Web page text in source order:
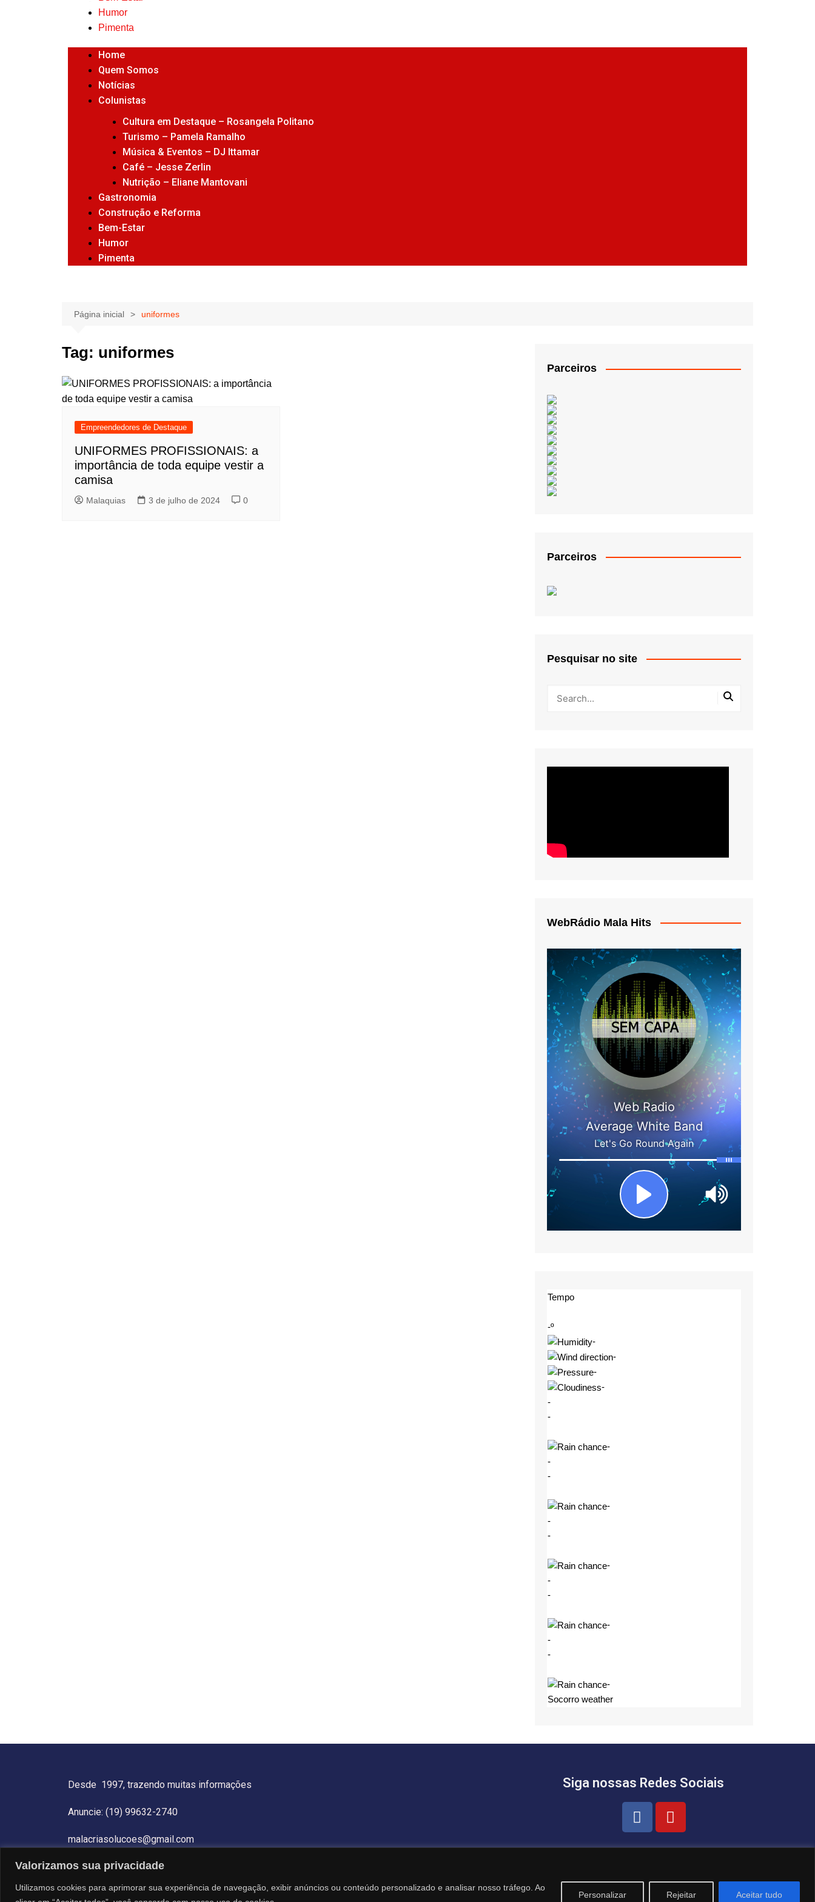
Valorizamos sua privacidade
Utilizamos cookies para aprimorar sua experiência de navegação, exibir anúncios ou conteúdo personalizado e analisar nosso tráfego. Ao
Personalizar Rejeitar Aceitar tudo
Humor
Pimenta
Home
Quem Somos
Notícias
Colunistas
Cultura em Destaque – Rosangela Politano
Turismo – Pamela Ramalho
Música & Eventos – DJ Ittamar
Café – Jesse Zerlin
Nutrição – Eliane Mantovani
Gastronomia
Construção e Reforma
Bem-Estar
Humor
Pimenta
Página inicial uniformes
Tag: uniformes
Empreendedores de Destaque
UNIFORMES PROFISSIONAIS: a
importância de toda equipe vestir a
camisa
Malaquias 3 de julho de 2024 0
Parceiros
Parceiros
Pesquisar no site
WebRádio Mala Hits
Tempo
-º
-
-
-
-
-
-
-
-
-
-
-
-
-
-
-
-
-
-
-
Socorro weather
Desde 1997, trazendo muitas informações
Anuncie: (19) 99632-2740
malacriasolucoes@gmail.com
Siga nossas Redes Sociais
Desenvolvimento Web: Itamar Mariano – (19) 99131-1969